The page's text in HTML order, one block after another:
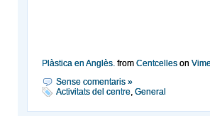
Plàstica en Anglès. from Centcelles on
Sense comentaris »
Activitats del centre, General